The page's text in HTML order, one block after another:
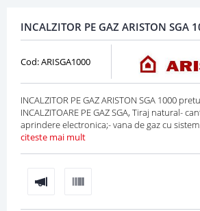
INCALZITOR PE GAZ ARISTON SGA
Cod: ARISGA1000
INCALZITOR PE GAZ ARISTON SGA 1000
INCALZITOARE PE GAZ SGA, Tiraj natural-
aprindere electronica;- vana de gaz cu
citeste mai mult